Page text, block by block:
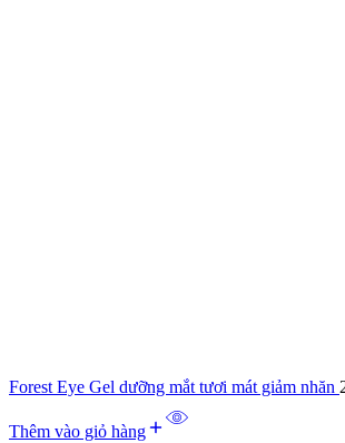
Forest Eye Gel dưỡng mắt tươi mát giảm nhăn
Thêm vào giỏ hàng